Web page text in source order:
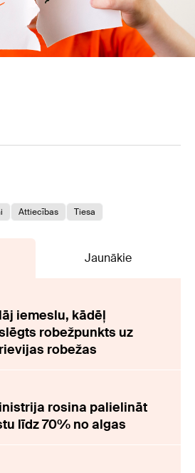
Attiecības Tiesa
Jaunākie
iemeslu, kādēļ
robežpunkts uz
robežas
rosina palielināt
līdz 70% no algas